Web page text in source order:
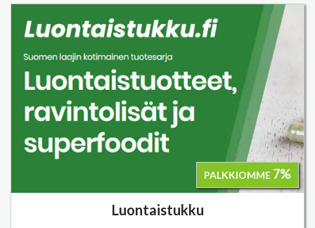
PALKKIOMME 7%
Luontaistukku